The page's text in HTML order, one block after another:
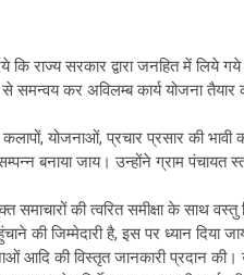
राज्य सरकार द्वारा जनहित में लिये गये
कर अविलम्ब कार्य योजना तैयार
योजनाओं, प्रचार प्रसार की भावी
बनाया जाय। उन्होंने ग्राम पंचायत
की त्वरित समीक्षा के साथ वस्तु
की जिम्मेदारी है, इस पर ध्यान दिया
आदि की विस्तृत जानकारी प्रदान